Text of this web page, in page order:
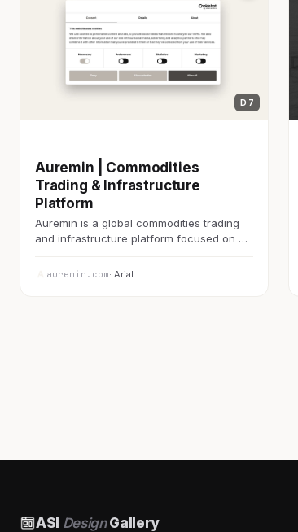
D 7
Auremin | Commodities
Trading & Infrastructure
Platform
Auremin is a global commodities trading
and infrastructure platform focused on …
auremin.com· Arial
ASI DesignGallery